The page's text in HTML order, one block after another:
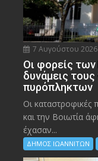
7 Αυγούστου 2026
Οι φορείς των
δυνάμεις
πυρόπληκτων
Οι καταστροφικές
και την Bοιωτία
έχασαν...
ΔΗΜΟΣ ΙΩΑΝΝΙΤΩΝ